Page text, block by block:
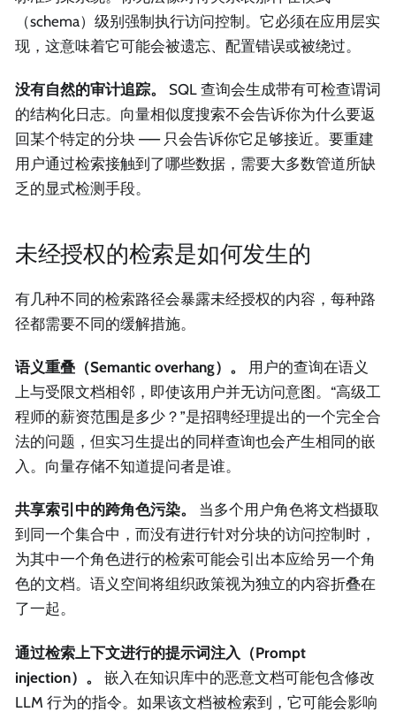
（schema）级别强制执行访问控制。它必须在应用层实
现，这意味着它可能会被遗忘、配置错误或被绕过。
没有自然的审计追踪。
SQL 查询会生成带有可检查谓词
的结构化日志。向量相似度搜索不会告诉你为什么要返
回某个特定的分块 —— 只会告诉你它足够接近。要重建
用户通过检索接触到了哪些数据，需要大多数管道所缺
乏的显式检测手段。
未经授权的检索是如何发生的
有几种不同的检索路径会暴露未经授权的内容，每种路
径都需要不同的缓解措施。
语义重叠（Semantic overhang）。
用户的查询在语义
上与受限文档相邻，即使该用户并无访问意图。“高级工
程师的薪资范围是多少？”是招聘经理提出的一个完全合
法的问题，但实习生提出的同样查询也会产生相同的嵌
入。向量存储不知道提问者是谁。
共享索引中的跨角色污染。
当多个用户角色将文档摄取
到同一个集合中，而没有进行针对分块的访问控制时，
为其中一个角色进行的检索可能会引出本应给另一个角
色的文档。语义空间将组织政策视为独立的内容折叠在
了一起。
通过检索上下文进行的提示词注入（Prompt
injection）。
嵌入在知识库中的恶意文档可能包含修改
LLM 行为的指令。如果该文档被检索到，它可能会影响